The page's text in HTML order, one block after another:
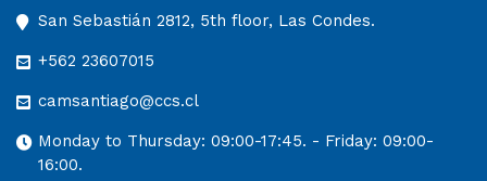
San Sebastián 2812, 5th floor, Las Condes.
+562 23607015
camsantiago@ccs.cl
Monday to Thursday: 09:00-17:45. - Friday: 09:00-
16:00.